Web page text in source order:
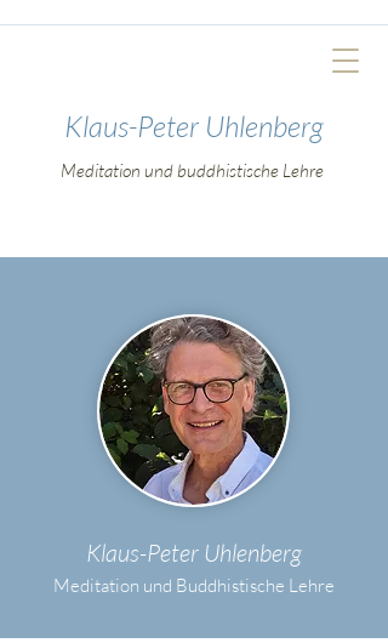
Klaus-Peter Uhlenberg
Meditation und buddhistische Lehre
Klaus-Peter Uhlenberg
Meditation und Buddhistische Lehre